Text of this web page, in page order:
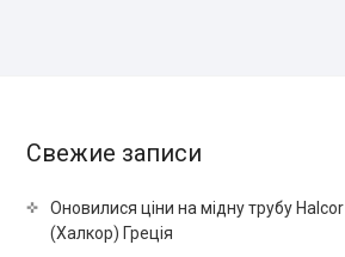
Свежие записи
Оновилися ціни на мідну трубу Halcor
(Халкор) Греція